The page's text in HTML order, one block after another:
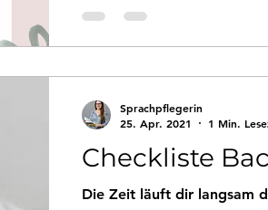
Checkliste
Die Zeit läuft dir langsam
Sprachpflegerin
25. Apr. 2021
1 Min.